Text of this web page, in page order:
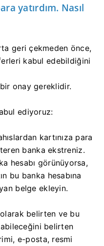
yatırdım. Nasıl
geri çekmeden önce,
kabul edebildiğini
onay gereklidir.
ediyoruz:
kartınıza para
banka ekstreniz.
hesabı görünüyorsa,
bu banka hesabına
belge ekleyin.
olarak belirten ve bu
belirten
e-posta, resmi